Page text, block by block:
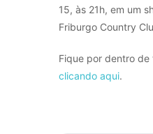
15, às 21h, em um
Friburgo Country
Fique por dentro
clicando aqui.